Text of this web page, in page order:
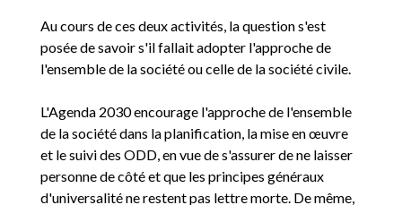
Au cours de ces deux activités, la question s'est
posée de savoir s'il fallait adopter l'approche de
l'ensemble de la société ou celle de la société civile.
L'Agenda 2030 encourage l'approche de l'ensemble
de la société dans la planification, la mise en œuvre
et le suivi des ODD, en vue de s'assurer de ne laisser
personne de côté et que les principes généraux
d'universalité ne restent pas lettre morte. De même,